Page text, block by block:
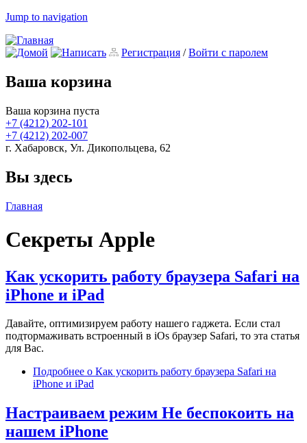
Jump to navigation
Регистрация /Войти с паролем
Ваша корзина
Ваша корзина пуста
+7 (4212) 202-101
+7 (4212) 202-007
г. Хабаровск, Ул. Дикопольцева, 62
Вы здесь
Главная
Секреты Apple
Как ускорить работу браузера Safari на
iPhone и iPad
Давайте, оптимизируем работу нашего гаджета. Если стал
подтормаживать встроенный в iOs браузер Safari, то эта статья
для Вас.
Подробнее о Как ускорить работу браузера Safari на
iPhone и iPad
Настраиваем режим Не беспокоить на
нашем iPhone